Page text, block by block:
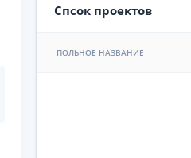
Спсок проектов
ПОЛЬНОЕ НАЗВАНИЕ